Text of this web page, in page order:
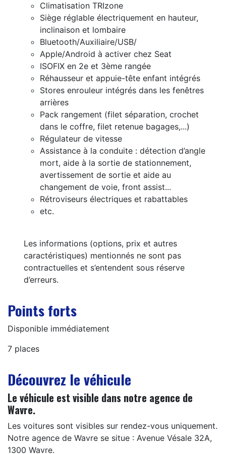
Climatisation TRIzone
Siège réglable électriquement en hauteur,
inclinaison et lombaire
Bluetooth/Auxiliaire/USB/
Apple/Android à activer chez Seat
ISOFIX en 2e et 3ème rangée
Réhausseur et appuie-tête enfant intégrés
Stores enrouleur intégrés dans les fenêtres
arrières
Pack rangement (filet séparation, crochet
dans le coffre, filet retenue bagages,...)
Régulateur de vitesse
Assistance à la conduite : détection d’angle
mort, aide à la sortie de stationnement,
avertissement de sortie et aide au
changement de voie, front assist...
Rétroviseurs électriques et rabattables
etc.
Les informations (options, prix et autres
caractéristiques) mentionnés ne sont pas
contractuelles et s’entendent sous réserve
d’erreurs.
Points forts
Disponible immédiatement
7 places
Découvrez le véhicule
Le véhicule est visible dans notre agence de
Wavre.
Les voitures sont visibles sur rendez-vous uniquement.
Notre agence de Wavre se situe : Avenue Vésale 32A,
1300 Wavre.